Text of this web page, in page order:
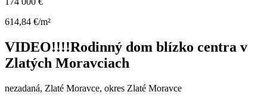
614,84 €/m²
VIDEO!!!!Rodinný dom blízko centra v
Zlatých Moravciach
nezadaná, Zlaté Moravce, okres Zlaté Moravce